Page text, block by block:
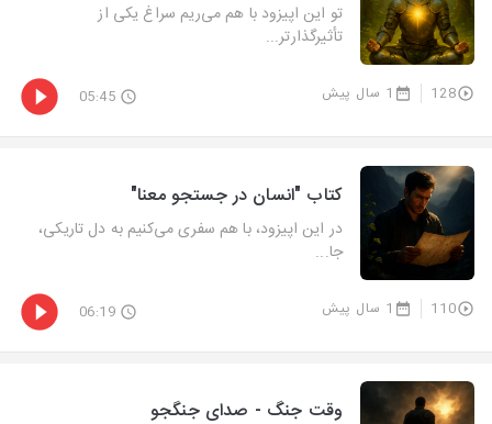
تو این اپیزود با هم می‌ریم سراغ یکی از
تأثیرگذارتر...
128 1 سال پیش 05:45
کتاب "انسان در جستجو معنا"
در این اپیزود، با هم سفری می‌کنیم به دل تاریکی،
جا...
110 1 سال پیش 06:19
وقت جنگ - صدای جنگجو